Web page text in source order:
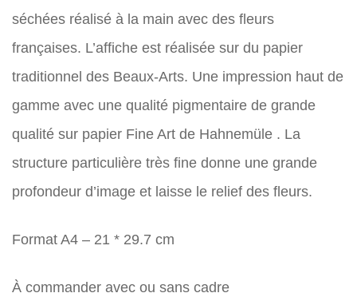
séchées réalisé à la main avec des fleurs
françaises. L’affiche est réalisée sur du papier
traditionnel des Beaux-Arts. Une impression haut de
gamme avec une qualité pigmentaire de grande
qualité sur papier Fine Art de Hahnemüle . La
structure particulière très fine donne une grande
profondeur d’image et laisse le relief des fleurs.
Format A4 – 21 * 29.7 cm
À commander avec ou sans cadre